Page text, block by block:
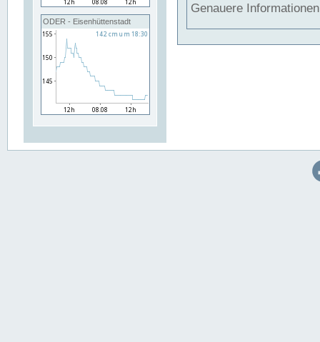
ODER - Eisenhüttenstadt
Genauere